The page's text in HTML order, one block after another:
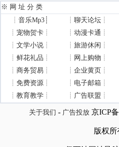
※ 网 址 分 类
┊ 音乐Mp3 ┊ ┊ 聊天论坛 ┊
┊ 宠物贺卡 ┊ ┊ 动漫卡通 ┊
┊ 文学小说 ┊ ┊ 旅游休闲 ┊
┊ 鲜花礼品 ┊ ┊ 网上购物 ┊
┊ 商务贸易 ┊ ┊ 企业黄页 ┊
┊ 免费资源 ┊ ┊ 电子邮箱 ┊
┊ 教育教学 ┊ ┊ 广告联盟 ┊
关于我们 - 广告投放京ICP
版权所